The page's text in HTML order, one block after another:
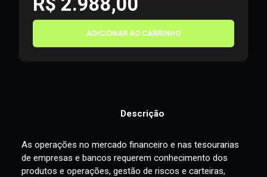
R$ 2.988,00
As operações no mercado financeiro e nas tesourarias